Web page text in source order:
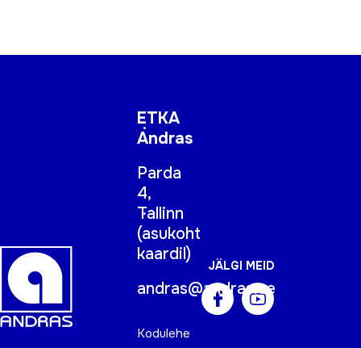
ETKA
Andras
Parda
4,
Tallinn
(asukoht
kaardil)
andras@andras.ee
Kodulehe
JÄLGI MEID